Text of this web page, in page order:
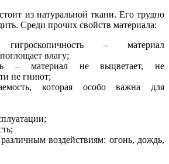
из натуральной ткани. Его трудно
Среди прочих свойств материала:
гигроскопичность – материал
влагу;
– материал не выцветает, не
не гниют;
которая особо важна для
воздействиям: огонь, дождь,